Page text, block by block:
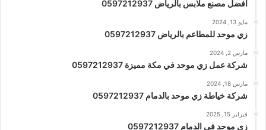
افضل مصنع ملابس بالرياض 0597212937
مايو 13, 2024
زي موحد للمطاعم بالرياض 0597212937
مارس 2, 2024
شركة عمل زي موحد في مكة مميزة 0597212937
مارس 18, 2024
شركة خياطة زي موحد بالدمام 0597212937
فبراير 15, 2025
زي موحد في الدمام 0597212937